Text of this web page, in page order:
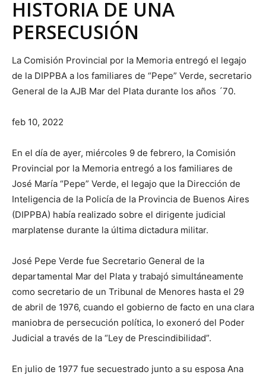
HISTORIA DE UNA
PERSECUSIÓN
La Comisión Provincial por la Memoria entregó el legajo
de la DIPPBA a los familiares de “Pepe” Verde, secretario
General de la AJB Mar del Plata durante los años ´70.
feb 10, 2022
En el día de ayer, miércoles 9 de febrero, la Comisión
Provincial por la Memoria entregó a los familiares de
José María “Pepe” Verde, el legajo que la Dirección de
Inteligencia de la Policía de la Provincia de Buenos Aires
(DIPPBA) había realizado sobre el dirigente judicial
marplatense durante la última dictadura militar.
José Pepe Verde fue Secretario General de la
departamental Mar del Plata y trabajó simultáneamente
como secretario de un Tribunal de Menores hasta el 29
de abril de 1976, cuando el gobierno de facto en una clara
maniobra de persecución política, lo exoneró del Poder
Judicial a través de la “Ley de Prescindibilidad”.
En julio de 1977 fue secuestrado junto a su esposa Ana